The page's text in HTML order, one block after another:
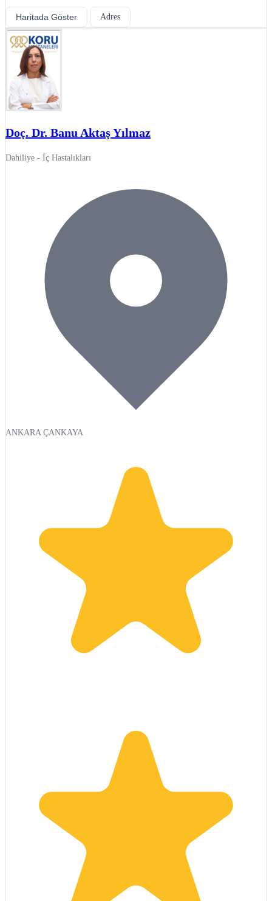
Haritada Göster Adres
Doç. Dr. Banu Aktaş Yılmaz
Dahiliye - İç Hastalıkları
ANKARA ÇANKAYA